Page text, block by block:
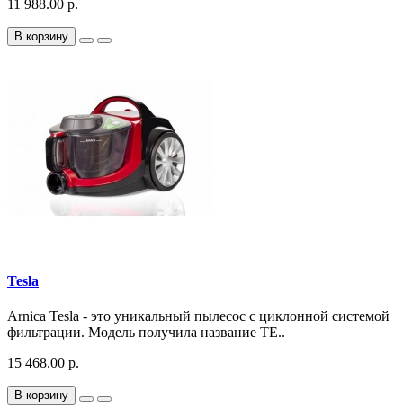
11 988.00 р.
В корзину
Tesla
Arnica Tesla - это уникальный пылесос с циклонной системой
фильтрации. Модель получила название TE..
15 468.00 р.
В корзину